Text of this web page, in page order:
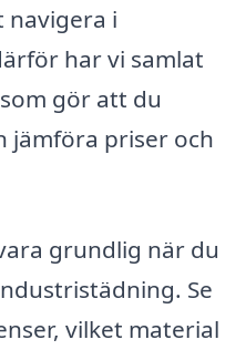
navigera i
har vi samlat
gör att du
jämföra priser och
grundlig när du
Se
vilket material